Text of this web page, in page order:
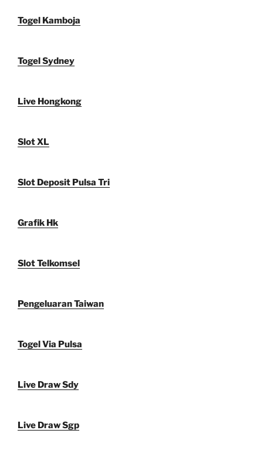
Togel Kamboja
Togel Sydney
Live Hongkong
Slot XL
Slot Deposit Pulsa Tri
Grafik Hk
Slot Telkomsel
Pengeluaran Taiwan
Togel Via Pulsa
Live Draw Sdy
Live Draw Sgp